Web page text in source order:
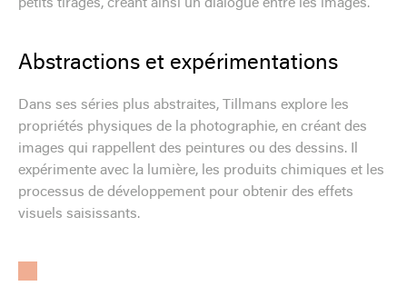
petits tirages, créant ainsi un dialogue entre les images.
Abstractions et expérimentations
Dans ses séries plus abstraites, Tillmans explore les
propriétés physiques de la photographie, en créant des
images qui rappellent des peintures ou des dessins. Il
expérimente avec la lumière, les produits chimiques et les
processus de développement pour obtenir des effets
visuels saisissants.